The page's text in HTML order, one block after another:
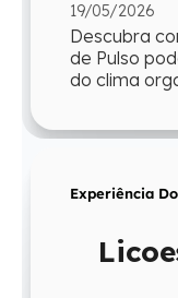
19/05/2026
Descubra
de Pulso
do clima
Experiência